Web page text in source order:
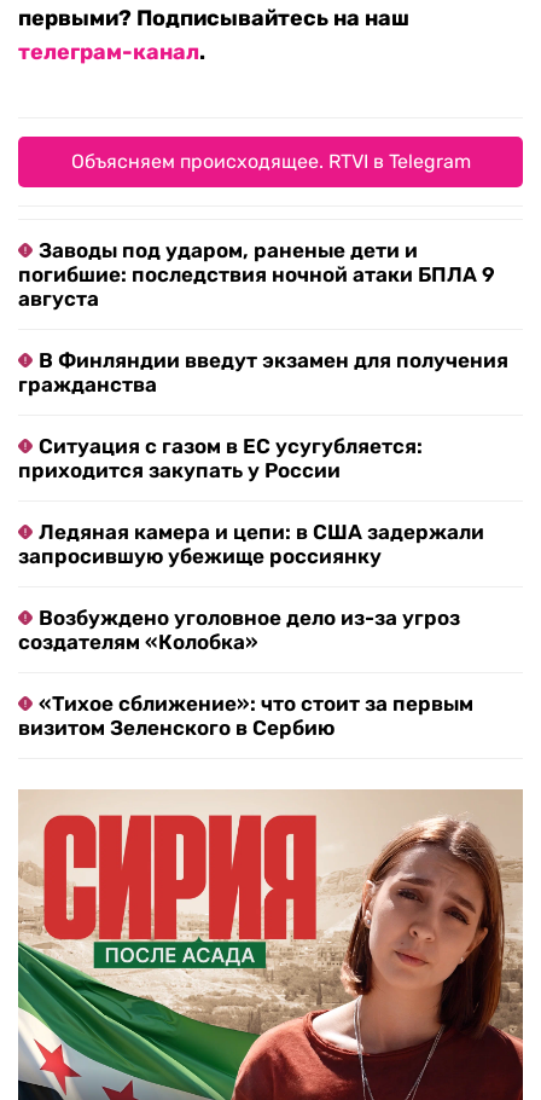
первыми? Подписывайтесь на наш
телеграм-канал.
Объясняем происходящее. RTVI в Telegram
Заводы под ударом, раненые дети и
погибшие: последствия ночной атаки БПЛА 9
августа
В Финляндии введут экзамен для получения
гражданства
Ситуация с газом в ЕС усугубляется:
приходится закупать у России
Ледяная камера и цепи: в США задержали
запросившую убежище россиянку
Возбуждено уголовное дело из-за угроз
создателям «Колобка»
«Тихое сближение»: что стоит за первым
визитом Зеленского в Сербию